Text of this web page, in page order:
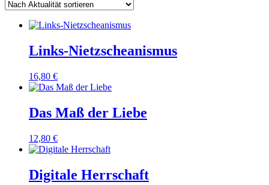
Links-Nietzscheanismus
16,80 €
Das Maß der Liebe
12,80 €
Digitale Herrschaft